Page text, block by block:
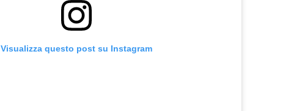
Visualizza questo post su Instagram